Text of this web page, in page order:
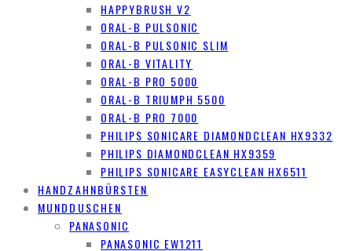
HAPPYBRUSH V2
ORAL-B PULSONIC
ORAL-B PULSONIC SLIM
ORAL-B VITALITY
ORAL-B PRO 5000
ORAL-B TRIUMPH 5500
ORAL-B PRO 7000
PHILIPS SONICARE DIAMONDCLEAN HX9332
PHILIPS DIAMONDCLEAN HX9359
PHILIPS SONICARE EASYCLEAN HX6511
HANDZAHNBÜRSTEN
MUNDDUSCHEN
PANASONIC
PANASONIC EW1211